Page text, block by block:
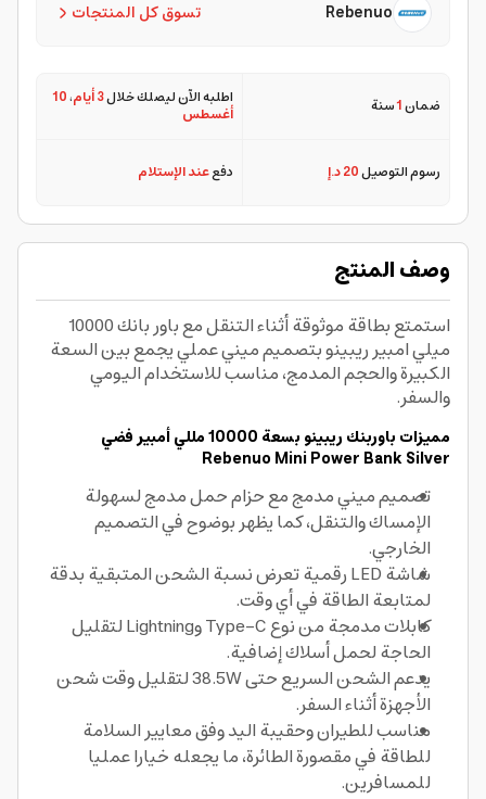
تسوق كل المنتجات Rebenuo
ضمان1سنة اطلبه الآن ليصلك خلال3 أيام ،10
أغسطس
رسوم التوصيل20 د.إ دفععند الإستلام
وصف المنتج
استمتع بطاقة موثوقة أثناء التنقل مع باور بانك 10000
ميلي امبير ريبينو بتصميم ميني عملي يجمع بين السعة
الكبيرة والحجم المدمج، مناسب للاستخدام اليومي
والسفر.
مميزات باوربنك ريبينو بسعة 10000 مللي أمبير فضي
Rebenuo Mini Power Bank Silver
تصميم ميني مدمج مع حزام حمل مدمج لسهولة
الإمساك والتنقل، كما يظهر بوضوح في التصميم
الخارجي.
شاشة LED رقمية تعرض نسبة الشحن المتبقية بدقة
لمتابعة الطاقة في أي وقت.
كابلات مدمجة من نوع Type-C وLightning لتقليل
الحاجة لحمل أسلاك إضافية.
يدعم الشحن السريع حتى 38.5W لتقليل وقت شحن
الأجهزة أثناء السفر.
مناسب للطيران وحقيبة اليد وفق معايير السلامة
للطاقة في مقصورة الطائرة، ما يجعله خيارا عمليا
للمسافرين.